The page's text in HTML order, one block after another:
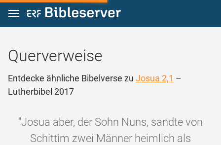
Zum Inhalt springen
Querverweise
Entdecke ähnliche Bibelverse zu Josua 2,1 –
Lutherbibel 2017
"Josua aber, der Sohn Nuns, sandte von
Schittim zwei Männer heimlich als